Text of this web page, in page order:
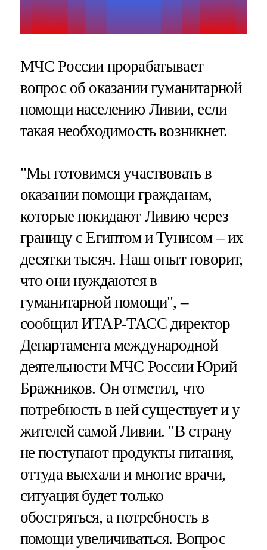
МЧС России прорабатывает
вопрос об оказании гуманитарной
помощи населению Ливии, если
такая необходимость возникнет.
"Мы готовимся участвовать в
оказании помощи гражданам,
которые покидают Ливию через
границу с Египтом и Тунисом – их
десятки тысяч. Наш опыт говорит,
что они нуждаются в
гуманитарной помощи", –
сообщил ИТАР-ТАСС директор
Департамента международной
деятельности МЧС России Юрий
Бражников. Он отметил, что
потребность в ней существует и у
жителей самой Ливии. "В страну
не поступают продукты питания,
оттуда выехали и многие врачи,
ситуация будет только
обостряться, а потребность в
помощи увеличиваться. Вопрос